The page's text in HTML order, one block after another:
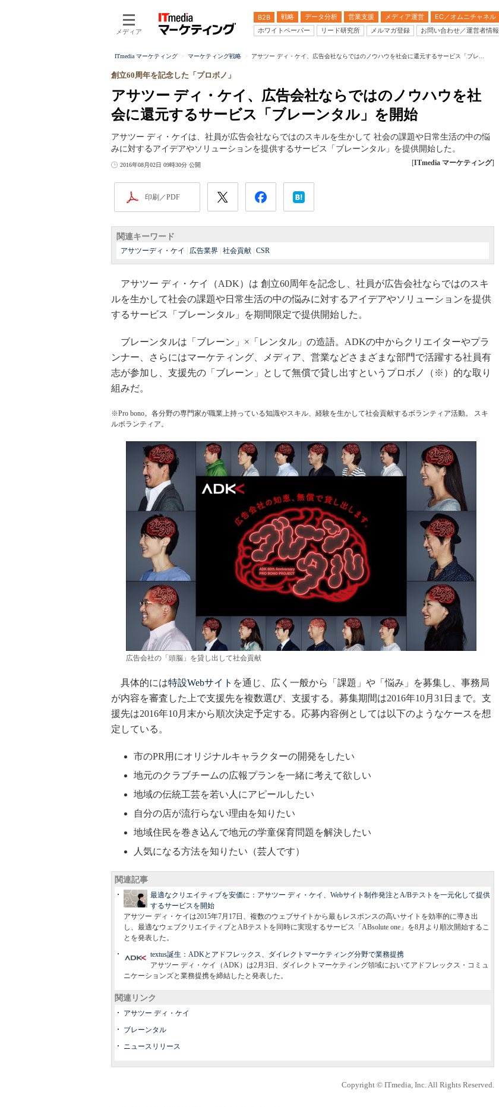
メディア
B2B 戦略 データ分析 営業支援 メディア運営 EC／オムニチャネル
ホワイトペーパー
リード研究所 メルマガ登録 お問い合わせ／運営者情報
ITmedia マーケティング マーケティング戦略 アサツー ディ・ケイ、広告会社ならではのノウハウを社会に還元するサービス「ブレ...
アサツー ディ・ケイ、広告会社ならではのノウハウを社
会に還元するサービス「ブレーンタル」を開始
創立60周年を記念した「プロボノ」
アサツー ディ・ケイは、社員が広告会社ならではのスキルを生かして 社会の課題や日常生活の中の悩
みに対するアイデアやソリューションを提供するサービス「ブレーンタル」を提供開始した。
2016年08月02日 09時30分 公開 [ITmedia マーケティング]
印刷／PDF
関連キーワード
アサツーディ・ケイ 広告業界 社会貢献 CSR
アサツー ディ・ケイ（ADK）は 創立60周年を記念し、社員が広告会社ならではのスキ
ルを生かして社会の課題や日常生活の中の悩みに対するアイデアやソリューションを提供
するサービス「ブレーンタル」を期間限定で提供開始した。
ブレーンタルは「ブレーン」×「レンタル」の造語。ADKの中からクリエイターやプラ
ンナー、さらにはマーケティング、メディア、営業などさまざまな部門で活躍する社員有
志が参加し、支援先の「ブレーン」として無償で貸し出すというプロボノ（※）的な取り
組みだ。
※Pro bono。各分野の専門家が職業上持っている知識やスキル、経験を生かして社会貢献するボランティア活動。 スキ
ルボランティア。
広告会社の「頭脳」を貸し出して社会貢献
具体的には特設Webサイト を通じ、広く一般から「課題」や「悩み」を募集し、事務局
が内容を審査した上で支援先を複数選び、支援する。募集期間は2016年10月31日まで。支
援先は2016年10月末から順次決定予定する。応募内容例としては以下のようなケースを想
定している。
市のPR用にオリジナルキャラクターの開発をしたい
地元のクラブチームの広報プランを一緒に考えて欲しい
地域の伝統工芸を若い人にアピールしたい
自分の店が流行らない理由を知りたい
地域住民を巻き込んで地元の学童保育問題を解決したい
人気になる方法を知りたい（芸人です）
関連記事
最適なクリエイティブを安価に：アサツー ディ・ケイ、Webサイト制作発注とA/Bテストを一元化して提供
するサービスを開始
アサツー ディ・ケイは2015年7月17日、複数のウェブサイトから最もレスポンスの高いサイトを効率的に導き出
し、最適なウェブクリエイティブとABテストを同時に実現するサービス「ABsolute one」を8月より順次開始するこ
とを発表した。
textus誕生：ADKとアドフレックス、ダイレクトマーケティング分野で業務提携
アサツー ディ・ケイ（ADK）は2月3日、ダイレクトマーケティング領域においてアドフレックス・コミュ
ニケーションズと業務提携を締結したと発表した。
関連リンク
アサツー ディ・ケイ
ブレーンタル
ニュースリリース
Copyright © ITmedia, Inc. All Rights Reserved.